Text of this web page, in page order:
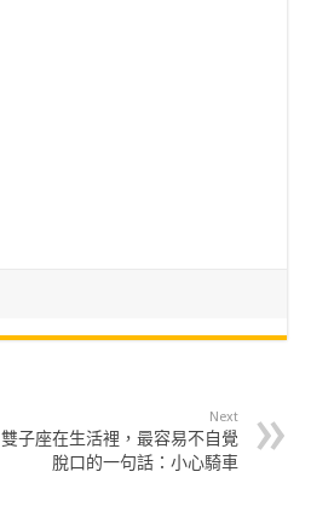
Next
雙子座在生活裡，最容易不自覺
脫口的一句話：小心騎車